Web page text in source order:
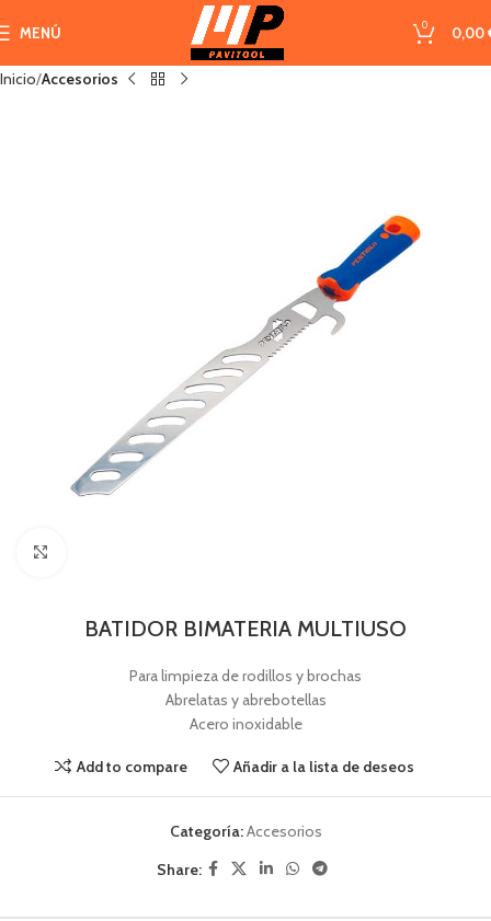
MENÚ 0 0,00
Inicio Accesorios
BATIDOR BIMATERIA MULTIUSO
Para limpieza de rodillos y brochas
Abrelatas y abrebotellas
Acero inoxidable
Add to compare Añadir a la lista de deseos
Categoría:Accesorios
Share: